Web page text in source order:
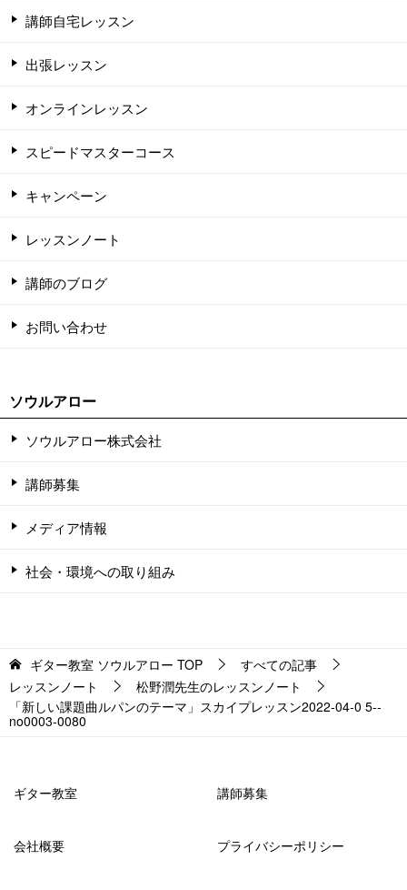
講師自宅レッスン
出張レッスン
オンラインレッスン
スピードマスターコース
キャンペーン
レッスンノート
講師のブログ
お問い合わせ
ソウルアロー
ソウルアロー株式会社
講師募集
メディア情報
社会・環境への取り組み
ギター教室 ソウルアロー TOP
すべての記事
レッスンノート
松野潤先生のレッスンノート
「新しい課題曲ルパンのテーマ」スカイプレッスン2022-04-0 5-­
no0003-­0080
ギター教室 講師募集
会社概要 プライバシーポリシー